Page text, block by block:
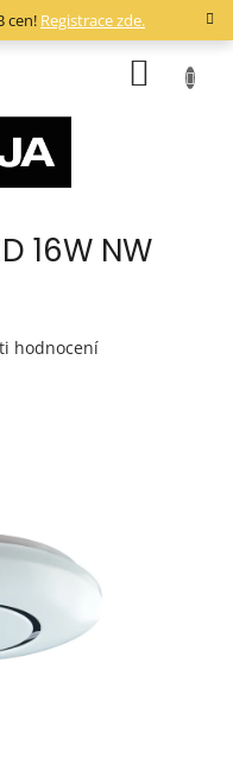
cen! Registrace zde.
16W NW
hodnocení